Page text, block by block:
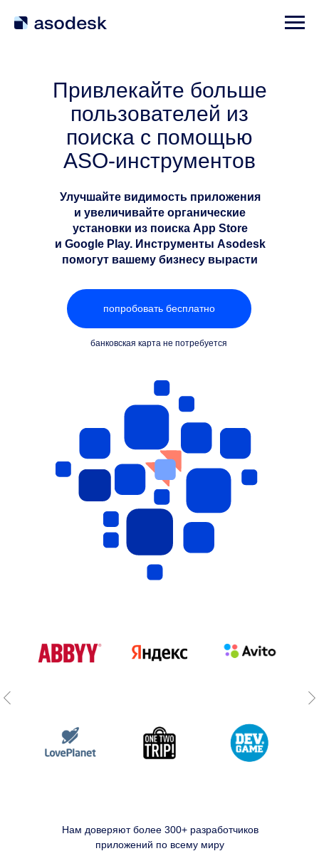
Улучшайте видимость приложения
и увеличивайте органические
установки из поиска App Store
и Google Play. Инструменты Asodesk
помогут вашему бизнесу вырасти
Привлекайте больше
пользователей из
поиска с помощью
ASO-инструментов
попробовать бесплатно
банковская карта не потребуется
Нам доверяют более 300+ разработчиков
приложений по всему миру